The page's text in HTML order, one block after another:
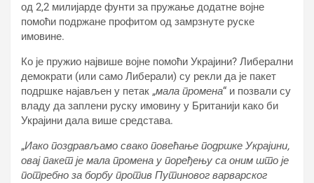
од 2,2 милијарде фунти за пружање додатне војне
помоћи подржане профитом од замрзнуте руске
имовине.
Ко је пружио највише војне помоћи Украјини? Либерални
демократи (или само Либерали) су рекли да је пакет
подршке најављен у петак „мала промена“ и позвали су
владу да заплени руску имовину у Британији како би
Украјини дала више средстава.
„Иако поздрављамо свако повећање подршке Украјини,
овај пакет је мала промена у поређењу са оним што је
потребно за борбу против Путиновог варварског